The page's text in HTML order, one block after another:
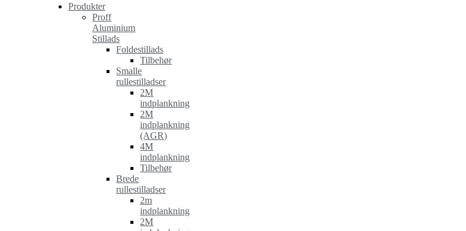
Produkter
Proff
Aluminium
Stillads
Foldestillads
Tilbehør
Smalle
rullestilladser
2M
indplankning
2M
indplankning
(AGR)
4M
indplankning
Tilbehør
Brede
rullestilladser
2m
indplankning
2M